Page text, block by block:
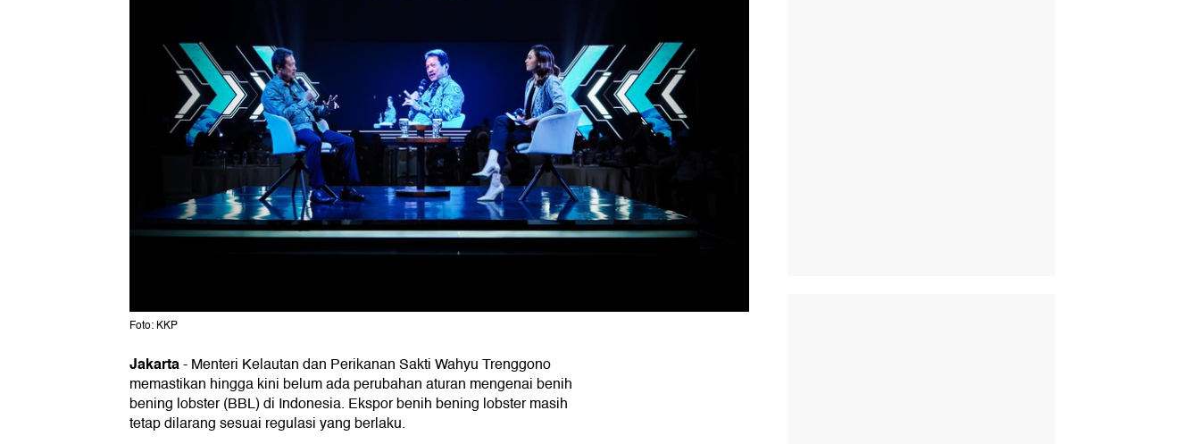
Foto: KKP
Jakarta-Menteri Kelautan dan Perikanan Sakti Wahyu Trenggono
memastikan hingga kini belum ada perubahan aturan mengenai benih
bening lobster (BBL) di Indonesia. Ekspor benih bening lobster masih
tetap dilarang sesuai regulasi yang berlaku.